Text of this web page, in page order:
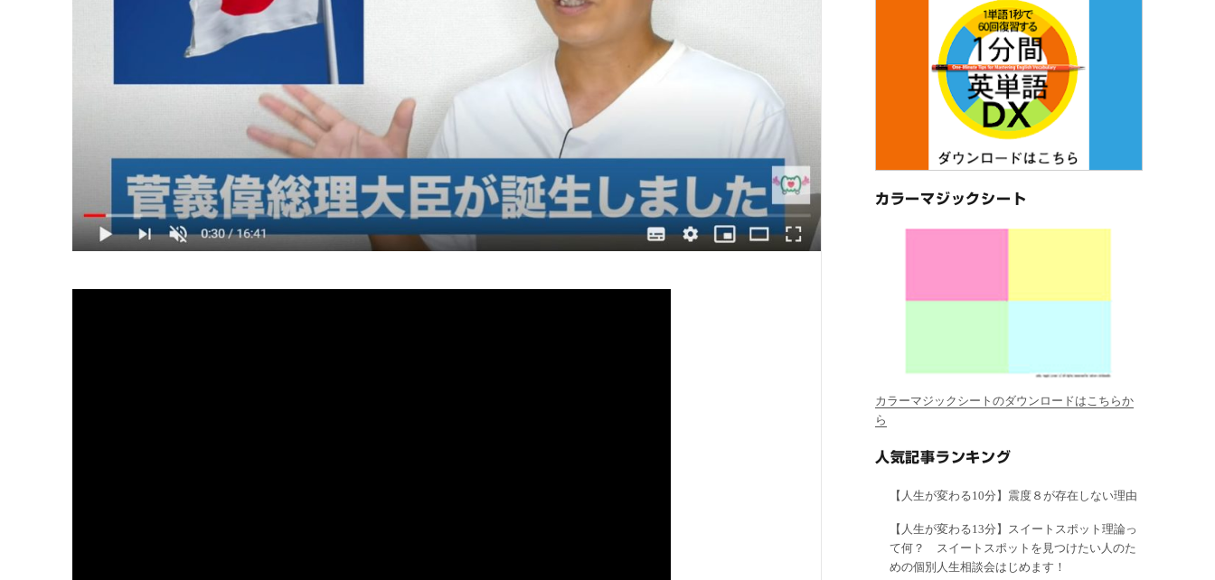
カラーマジックシート
カラーマジックシートのダウンロードはこちらか
ら
人気記事ランキング
【人生が変わる10分】震度８が存在しない理由
【人生が変わる13分】スイートスポット理論っ
て何？ スイートスポットを見つけたい人のた
めの個別人生相談会はじめます！